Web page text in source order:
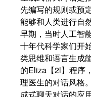
先编写的规则或预
能够和人类进行自
早期，当时人工智
十年代科学家们开
类思维和语言生成
的Eliza【2l】程序
理医生的对话风格
成式聊天对话的应